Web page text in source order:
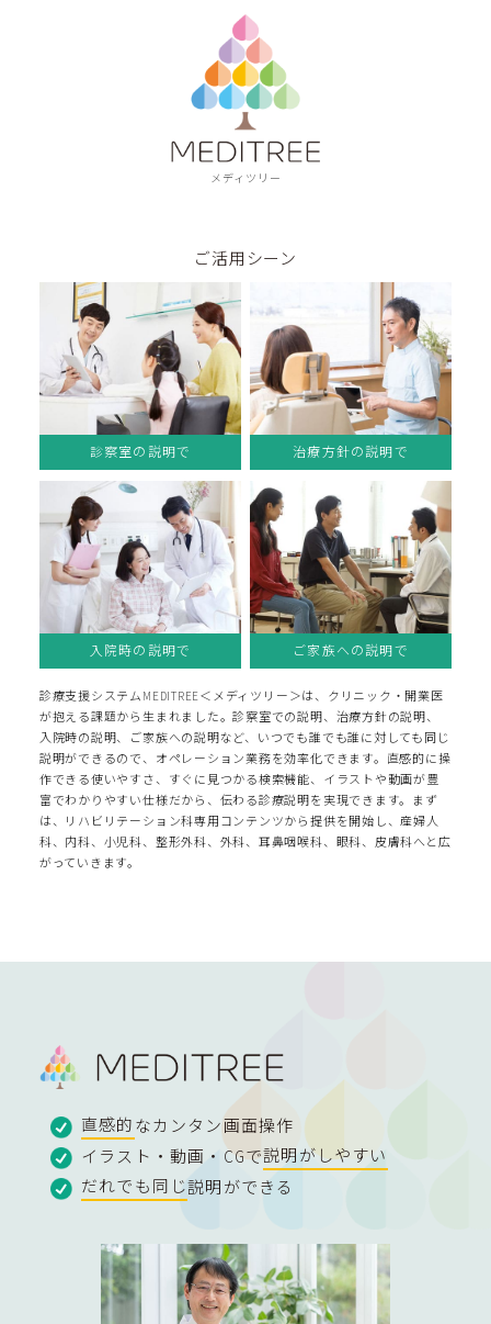
メディツリー
ご活用シーン
診察室の説明で 治療方針の説明で
入院時の説明で ご家族への説明で
診療支援システムMEDITREE＜メディツリー＞は、クリニック・開業医
が抱える課題から生まれました。診察室での説明、治療方針の説明、
入院時の説明、ご家族への説明など、いつでも誰でも誰に対しても同じ
説明ができるので、オペレーション業務を効率化できます。直感的に操
作できる使いやすさ、すぐに見つかる検索機能、イラストや動画が豊
富でわかりやすい仕様だから、伝わる診療説明を実現できます。まず
は、リハビリテーション科専用コンテンツから提供を開始し、産婦人
科、内科、小児科、整形外科、外科、耳鼻咽喉科、眼科、皮膚科へと広
がっていきます。
直感的 なカンタン画面操作
イラスト・動画・CGで説明がしやすい
だれでも同じ説明ができる